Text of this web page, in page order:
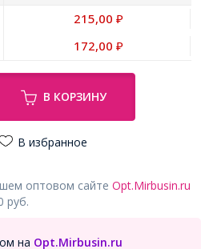
215,00 ₽
172,00 ₽
В КОРЗИНУ
В избранное
оптовом сайте Opt.Mirbusin.ru
руб.
на Opt.Mirbusin.ru